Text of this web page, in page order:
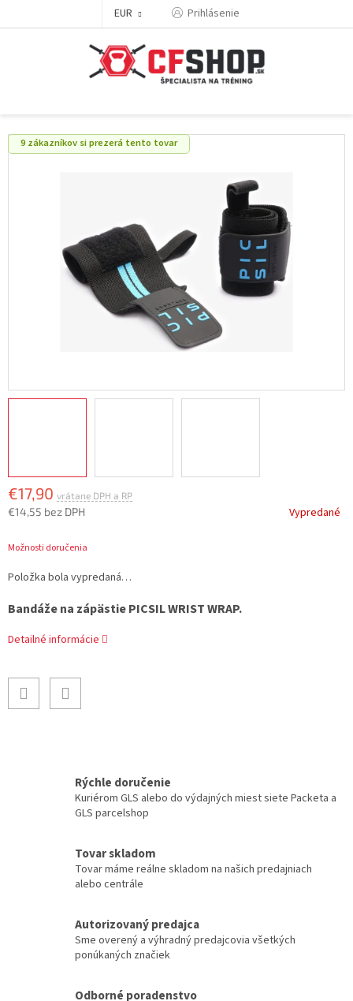
EUR Prihlásenie
€17,90
€14,55 bez DPH
cena:
Vypredané
Možnosti doručenia
Položka bola vypredaná…
Bandáže na zápästie PICSIL WRIST WRAP.
Detailné informácie
Rýchle doručenie
Kuriérom GLS alebo do výdajných miest siete Packeta a
GLS parcelshop
Tovar skladom
Tovar máme reálne skladom na našich predajniach
alebo centrále
Autorizovaný predajca
Sme overený a výhradný predajcovia všetkých
ponúkaných značiek
Odborné poradenstvo